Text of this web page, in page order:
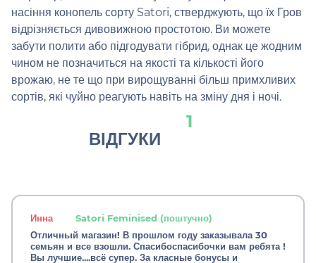
насіння конопель сорту Satori, стверджують, що їх Гров
відрізняється дивовижною простотою. Ви можете
забути полити або підгодувати гібрид, однак це жодним
чином не позначиться на якості та кількості його
врожаю, не те що при вирощуванні більш примхливих
сортів, які чуйно реагують навіть на зміну дня і ночі.
ВІДГУКИ
1
Инна
Satori Feminised (поштучно)
Отличньıй магазин! В прошлом году заказывала 30
семьян и все взошли. Спасибоспасибочки вам ребята !
Вы лучшие....всё супер. За класные бонусы и